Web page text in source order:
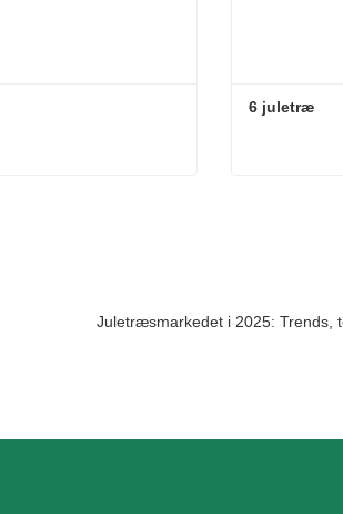
6 juletræ